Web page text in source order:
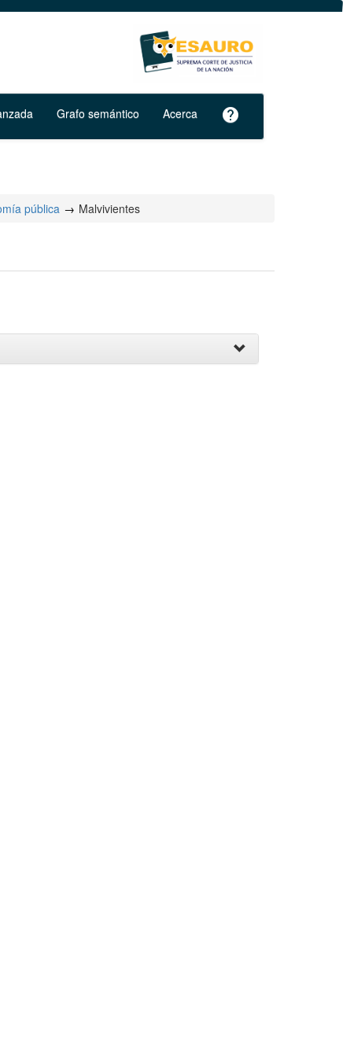
Grafo semántico Acerca help
pública Malvivientes